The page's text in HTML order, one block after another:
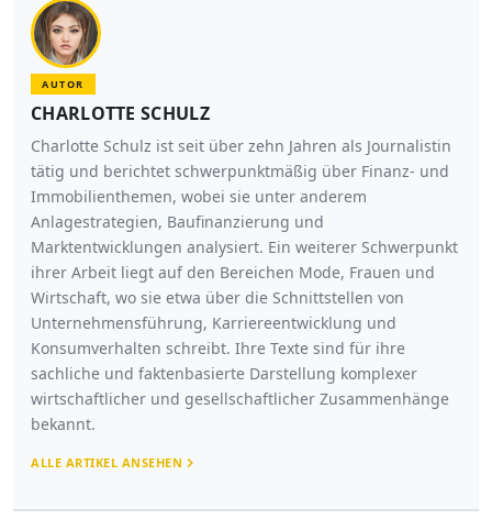
AUTOR
CHARLOTTE SCHULZ
Charlotte Schulz ist seit über zehn Jahren als Journalistin
tätig und berichtet schwerpunktmäßig über Finanz- und
Immobilienthemen, wobei sie unter anderem
Anlagestrategien, Baufinanzierung und
Marktentwicklungen analysiert. Ein weiterer Schwerpunkt
ihrer Arbeit liegt auf den Bereichen Mode, Frauen und
Wirtschaft, wo sie etwa über die Schnittstellen von
Unternehmensführung, Karriereentwicklung und
Konsumverhalten schreibt. Ihre Texte sind für ihre
sachliche und faktenbasierte Darstellung komplexer
wirtschaftlicher und gesellschaftlicher Zusammenhänge
bekannt.
ALLE ARTIKEL ANSEHEN